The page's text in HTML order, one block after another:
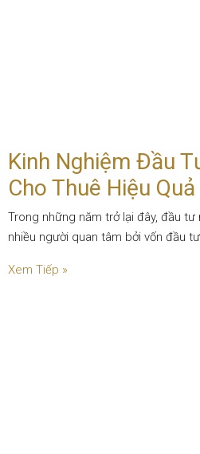
Kinh Nghiệm Đầu
Cho Thuê Hiệu Quả
Trong những năm trở lại đây, đầu
nhiều người quan tâm bởi vốn đầu
Xem Tiếp »